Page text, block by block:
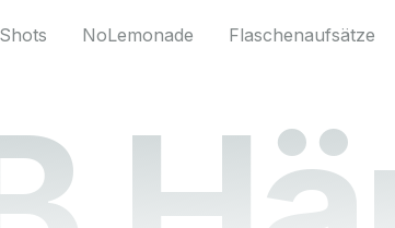
Shots NoLemonade Flaschenaufsätze